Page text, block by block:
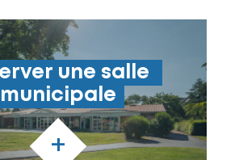
une salle
municipale
+